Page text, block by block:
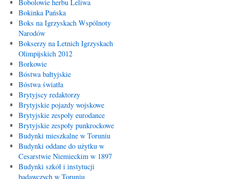
Bobolowie herbu Leliwa
Bokinka Pańska
Boks na Igrzyskach Wspólnoty
Narodów
Bokserzy na Letnich Igrzyskach
Olimpijskich 2012
Borkowie
Bóstwa bałtyjskie
Bóstwa światła
Brytyjscy redaktorzy
Brytyjskie pojazdy wojskowe
Brytyjskie zespoły eurodance
Brytyjskie zespoły punkrockowe
Budynki mieszkalne w Toruniu
Budynki oddane do użytku w
Cesarstwie Niemieckim w 1897
Budynki szkół i instytucji
badawczych w Toruniu